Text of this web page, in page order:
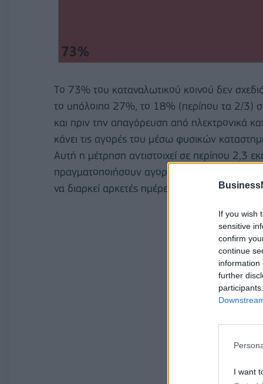
If you wish
sensitive
confirm
continue
information
further
I want
Tο 73% του καταναλωτικού κοινού δεν
το υπόλοιπο 27%, το 18% (περίπου τα 2/3)
και πριν την απαγόρευση από ηλεκτρονικά
κάνει τις αγορές του μέσω φυσικών
Αυτή η μέτρηση αντιστοιχεί σε περίπου 2,3
πραγματοποιήσουν αγορές τη συγκεκριμένη
να διαρκεί αρκετές ημέρες.